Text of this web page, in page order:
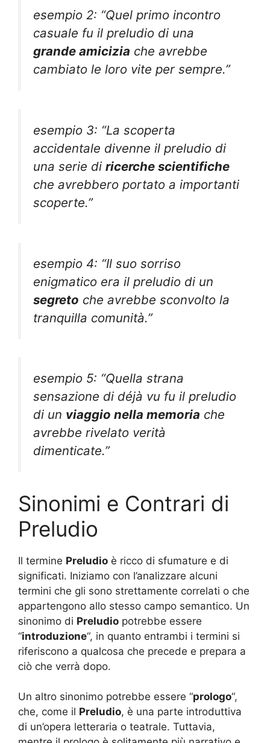
esempio 2: “Quel primo incontro
casuale fu il preludio di una
grande amicizia che avrebbe
cambiato le loro vite per sempre.”
esempio 3: “La scoperta
accidentale divenne il preludio di
una serie di ricerche scientifiche
che avrebbero portato a importanti
scoperte.”
esempio 4: “Il suo sorriso
enigmatico era il preludio di un
segreto che avrebbe sconvolto la
tranquilla comunità.”
esempio 5: “Quella strana
sensazione di déjà vu fu il preludio
di un viaggio nella memoria che
avrebbe rivelato verità
dimenticate.”
Sinonimi e Contrari di
Preludio
Il termine Preludio è ricco di sfumature e di
significati. Iniziamo con l’analizzare alcuni
termini che gli sono strettamente correlati o che
appartengono allo stesso campo semantico. Un
sinonimo di Preludio potrebbe essere
“introduzione“, in quanto entrambi i termini si
riferiscono a qualcosa che precede e prepara a
ciò che verrà dopo.
Un altro sinonimo potrebbe essere “prologo“,
che, come il Preludio, è una parte introduttiva
di un’opera letteraria o teatrale. Tuttavia,